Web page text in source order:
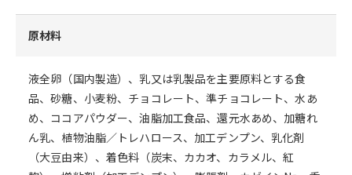
原材料
液全卵（国内製造）、乳又は乳製品を主要原料とする食
品、砂糖、小麦粉、チョコレート、準チョコレート、水あ
め、ココアパウダー、油脂加工食品、還元水あめ、加糖れ
ん乳、植物油脂／トレハロース、加工デンプン、乳化剤
（大豆由来）、着色料（炭末、カカオ、カラメル、紅